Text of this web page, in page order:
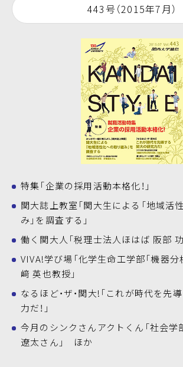
443号（2015年7月）
特集「企業の採用活動本格化！」
関大誌上教室「関大生による「地域活
み」を調査する」
働く関大人「税理士法人ほはば 阪部 功
VIVA!学び場「化学生命工学部「機器分
﨑 英也教授」
なるほど・ザ・関大!「これが時代を先
力だ！」
今月のシンクさんアクトくん「社会学
遼太さん」 ほか